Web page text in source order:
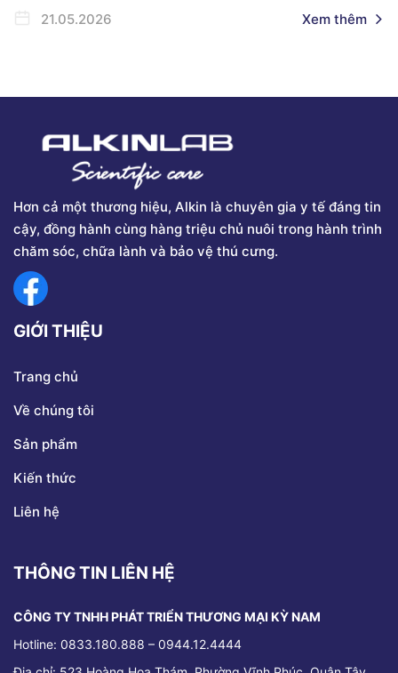
21.05.2026 Xem thêm
Hơn cả một thương hiệu, Alkin là chuyên gia y tế đáng tin
cậy, đồng hành cùng hàng triệu chủ nuôi trong hành trình
chăm sóc, chữa lành và bảo vệ thú cưng.
GIỚI THIỆU
Trang chủ
Về chúng tôi
Sản phẩm
Kiến thức
Liên hệ
THÔNG TIN LIÊN HỆ
CÔNG TY TNHH PHÁT TRIỂN THƯƠNG MẠI KỲ NAM
Hotline: 0833.180.888 – 0944.12.4444